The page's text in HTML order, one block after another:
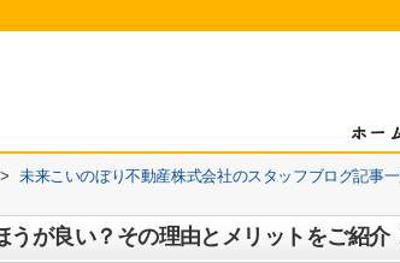
> 未来こいのぼり不動産株式会社のスタッフブログ記事
が良い？その理由とメリットをご紹介